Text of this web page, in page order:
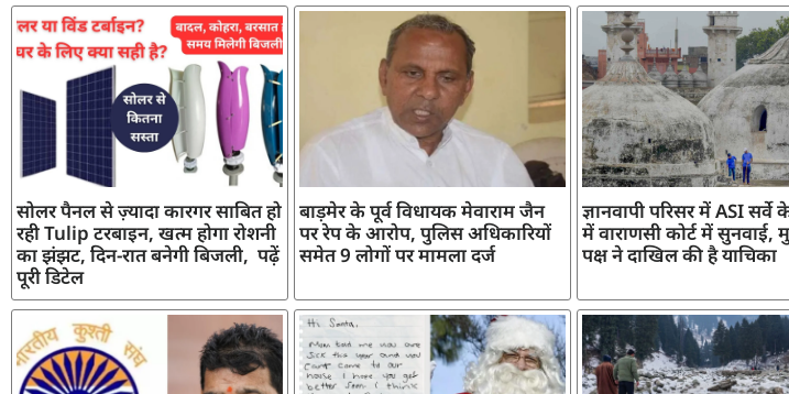
सोलर पैनल से ज़्यादा कारगर साबित हो
रही Tulip टरबाइन, खत्म होगा रोशनी
का झंझट, दिन-रात बनेगी बिजली, पढ़ें
पूरी डिटेल
बाड़मेर के पूर्व विधायक मेवाराम जैन
पर रेप के आरोप, पुलिस अधिकारियों
समेत 9 लोगों पर मामला दर्ज
ज्ञानवापी परिसर में ASI
में वाराणसी कोर्ट में सुनवाई,
पक्ष ने दाखिल की है याचिका